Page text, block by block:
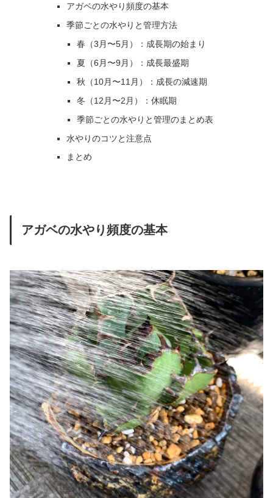
アガベの水やり頻度の基本
季節ごとの水やりと管理方法
春（3月〜5月）：成長期の始まり
夏（6月〜9月）：成長最盛期
秋（10月〜11月）：成長の減速期
冬（12月〜2月）：休眠期
季節ごとの水やりと管理のまとめ表
水やりのコツと注意点
まとめ
アガベの水やり頻度の基本